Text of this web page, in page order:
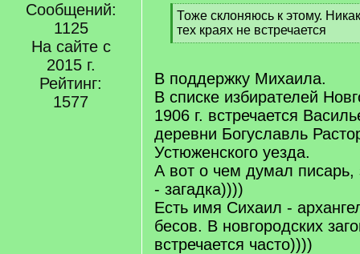
Сообщений:
1125
На сайте с
2015 г.
Рейтинг:
1577
[
q
]
Тоже склоняюсь к этому.
тех краях не встречается
[
q
]
В поддержку Михаила.
В списке избирателей
1906 г. встречается
деревни Богуславль
Устюженского уезда.
А вот о чем думал
- загадка))))
Есть имя Сихаил -
бесов. В новгородских
встречается часто))))